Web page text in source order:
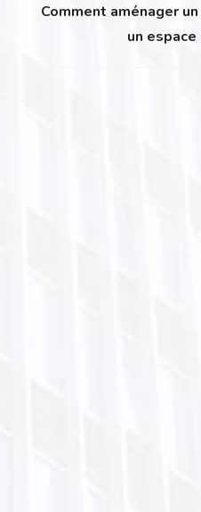
Comment aménager
un